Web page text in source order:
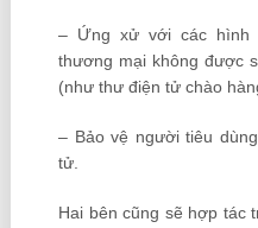
– Ứng xử với các hình
thương mại không được
(như thư điện tử chào
– Bảo vệ người tiêu
tử.
Hai bên cũng sẽ hợp tác